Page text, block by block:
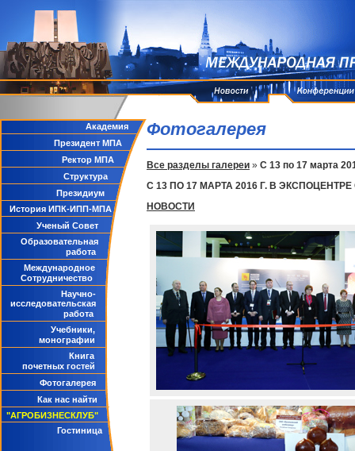
Академия
Президент МПА
Ректор МПА
Структура
Президиум
История ИПК-ИПП-МПА
Ученый Совет
Образовательная
работа
Международное
Сотрудничество
Научно-
исследовательская
работа
Учебники,
монографии
Книга
почетных гостей
Фотогалерея
Как нас найти
"АГРОБИЗНЕСКЛУБ"
Гостиница
Фотогалерея
Все разделы галереи » С 13 по 17 марта
С 13 ПО 17 МАРТА 2016 Г. В
НОВОСТИ